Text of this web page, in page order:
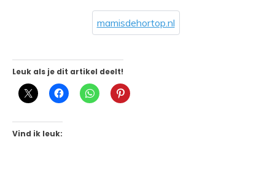
mamisdehortop.nl
Leuk als je dit artikel deelt!
Vind ik leuk: